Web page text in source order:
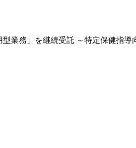
業務」を継続受託 ～特定保健指